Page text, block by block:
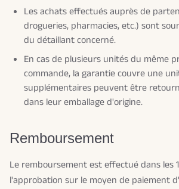
Les achats effectués auprès de
drogueries, pharmacies, etc.) sont
du détaillant concerné.
En cas de plusieurs unités du même
commande, la garantie couvre une
supplémentaires peuvent être
dans leur emballage d'origine.
Remboursement
Le remboursement est effectué dans les
l'approbation sur le moyen de paiement